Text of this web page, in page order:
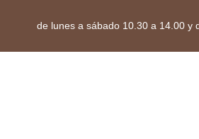
de lunes a sábado 10.30 a 14.00 y